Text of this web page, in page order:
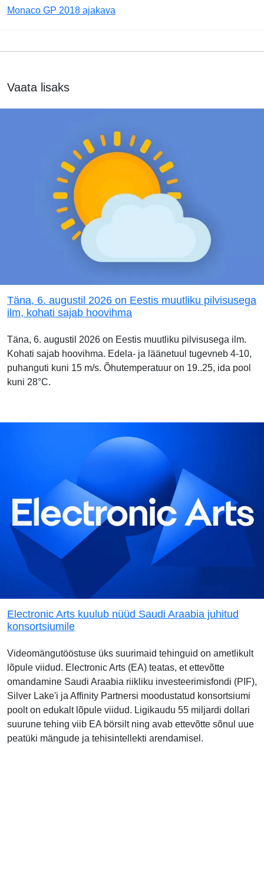
Monaco GP 2018 ajakava
Vaata lisaks
Täna, 6. augustil 2026 on Eestis muutliku pilvisusega
ilm, kohati sajab hoovihma
Täna, 6. augustil 2026 on Eestis muutliku pilvisusega ilm.
Kohati sajab hoovihma. Edela- ja läänetuul tugevneb 4-10,
puhanguti kuni 15 m/s. Õhutemperatuur on 19..25, ida pool
kuni 28°C.
Electronic Arts kuulub nüüd Saudi Araabia juhitud
konsortsiumile
Videomängutööstuse üks suurimaid tehinguid on ametlikult
lõpule viidud. Electronic Arts (EA) teatas, et ettevõtte
omandamine Saudi Araabia riikliku investeerimisfondi (PIF),
Silver Lake'i ja Affinity Partnersi moodustatud konsortsiumi
poolt on edukalt lõpule viidud. Ligikaudu 55 miljardi dollari
suurune tehing viib EA börsilt ning avab ettevõtte sõnul uue
peatüki mängude ja tehisintellekti arendamisel.